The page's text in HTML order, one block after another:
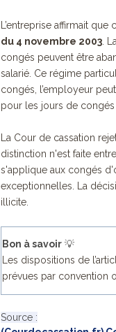
L’entreprise affirmait
du 4 novembre 2003 .
congés peuvent être
salarié. Ce régime
congés, l’employeur
pour les jours de congés
La Cour de cassation
distinction n'est faite
s'applique aux congés
exceptionnelles. La
illicite.
Bon à savoir 💡
Les dispositions de
prévues par convention
Source :